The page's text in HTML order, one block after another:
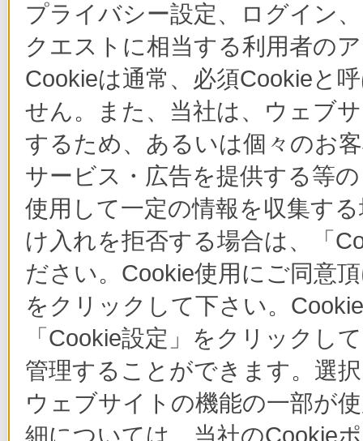
プライバシー設定、ログイン
クエストに相当する利用者の
Cookieは通常、必須Cookieと
せん。また、当社は、ウェブ
するため、あるいは個々のお
サービス・広告を提供する等
使用して一定の情報を収集す
け入れを拒否する場合は、「
ださい。Cookie使用にご同意
をクリックして下さい。
「Cookie設定」をクリックし
管理することができます。選
ウェブサイトの機能の一部が
細については、当社のCookie